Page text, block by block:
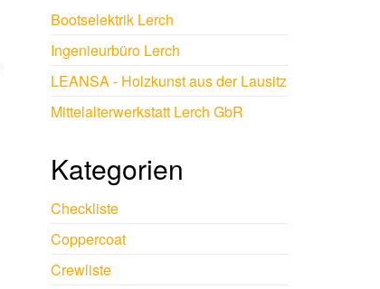
Bootselektrik Lerch
Ingenieurbüro Lerch
LEANSA - Holzkunst aus der Lausitz
Mittelalterwerkstatt Lerch GbR
Kategorien
Checkliste
Coppercoat
Crewliste